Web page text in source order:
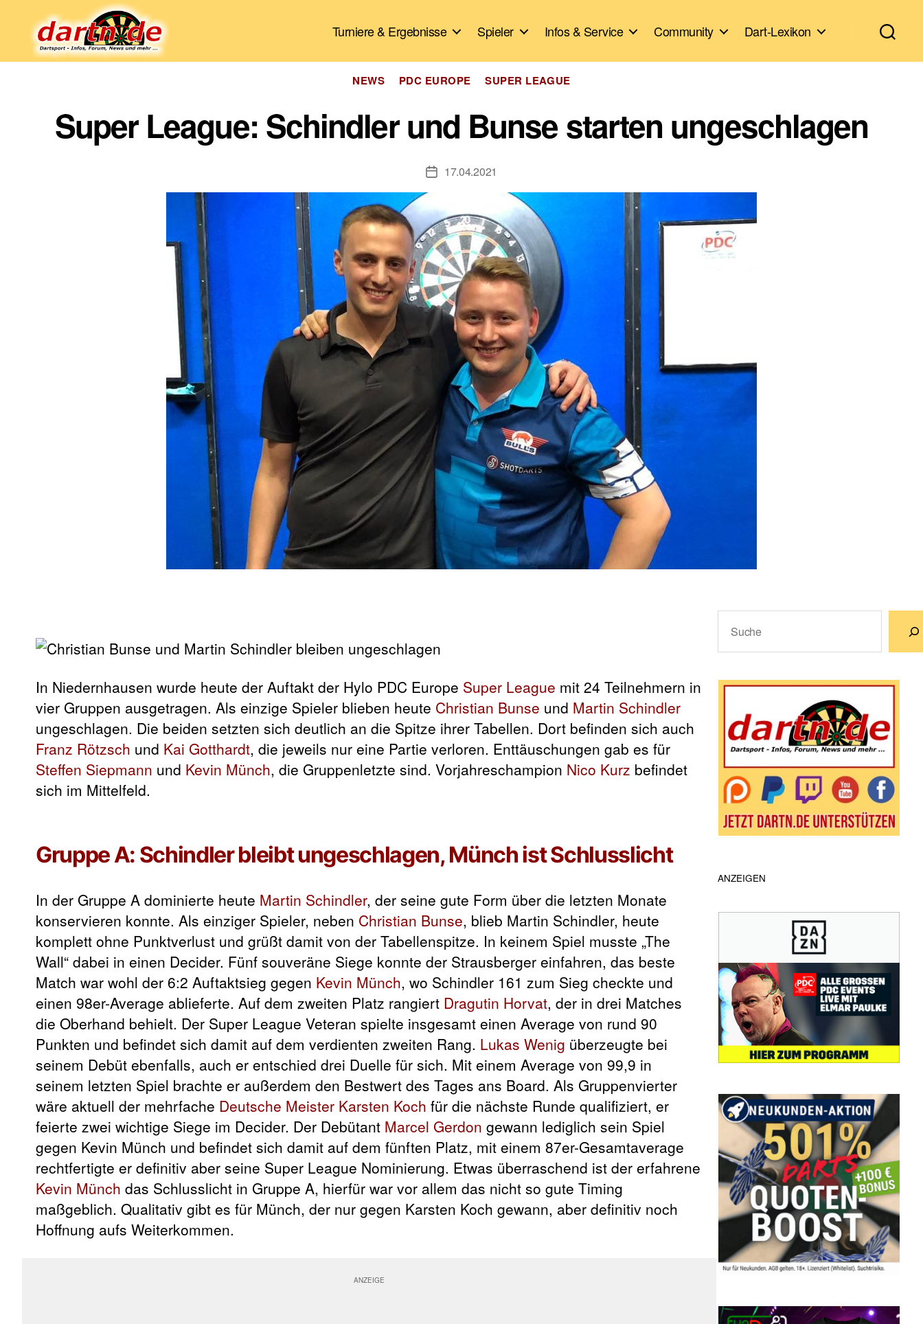
Turniere & Ergebnisse Spieler Infos & Service Community Dart-Lexikon
Kategorien
NEWS PDC EUROPE SUPER LEAGUE
Super League: Schindler und Bunse starten ungeschlagen
Veröffentlichungsdatum
17.04.2021
In Niedernhausen wurde heute der Auftakt der Hylo PDC Europe Super League mit 24 Teilnehmern in
vier Gruppen ausgetragen. Als einzige Spieler blieben heute Christian Bunse und Martin Schindler
ungeschlagen. Die beiden setzten sich deutlich an die Spitze ihrer Tabellen. Dort befinden sich auch
Franz Rötzsch und Kai Gotthardt, die jeweils nur eine Partie verloren. Enttäuschungen gab es für
Steffen Siepmann und Kevin Münch, die Gruppenletzte sind. Vorjahreschampion Nico Kurz befindet
sich im Mittelfeld.
Gruppe A: Schindler bleibt ungeschlagen, Münch ist Schlusslicht
In der Gruppe A dominierte heute Martin Schindler, der seine gute Form über die letzten Monate
konservieren konnte. Als einziger Spieler, neben Christian Bunse, blieb Martin Schindler, heute
komplett ohne Punktverlust und grüßt damit von der Tabellenspitze. In keinem Spiel musste „The
Wall“ dabei in einen Decider. Fünf souveräne Siege konnte der Strausberger einfahren, das beste
Match war wohl der 6:2 Auftaktsieg gegen Kevin Münch, wo Schindler 161 zum Sieg checkte und
einen 98er-Average ablieferte. Auf dem zweiten Platz rangiert Dragutin Horvat, der in drei Matches
die Oberhand behielt. Der Super League Veteran spielte insgesamt einen Average von rund 90
Punkten und befindet sich damit auf dem verdienten zweiten Rang. Lukas Wenig überzeugte bei
seinem Debüt ebenfalls, auch er entschied drei Duelle für sich. Mit einem Average von 99,9 in
seinem letzten Spiel brachte er außerdem den Bestwert des Tages ans Board. Als Gruppenvierter
wäre aktuell der mehrfache Deutsche Meister Karsten Koch für die nächste Runde qualifiziert, er
feierte zwei wichtige Siege im Decider. Der Debütant Marcel Gerdon gewann lediglich sein Spiel
gegen Kevin Münch und befindet sich damit auf dem fünften Platz, mit einem 87er-Gesamtaverage
rechtfertigte er definitiv aber seine Super League Nominierung. Etwas überraschend ist der erfahrene
Kevin Münch das Schlusslicht in Gruppe A, hierfür war vor allem das nicht so gute Timing
maßgeblich. Qualitativ gibt es für Münch, der nur gegen Karsten Koch gewann, aber definitiv noch
Hoffnung aufs Weiterkommen.
ANZEIGEN